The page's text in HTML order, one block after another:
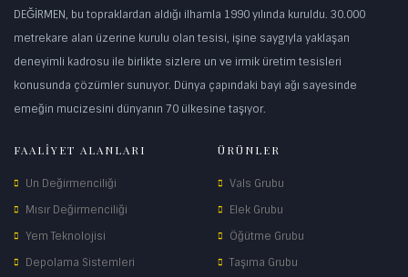
DEĞİRMEN, bu topraklardan aldığı ilhamla 1990 yılında kuruldu. 30.000
metrekare alan üzerine kurulu olan tesisi, işine saygıyla yaklaşan
deneyimli kadrosu ile birlikte sizlere un ve irmik üretim tesisleri
konusunda çözümler sunuyor. Dünya çapındaki bayi ağı sayesinde
emeğin mucizesini dünyanın 70 ülkesine taşıyor.
FAALİYET ALANLARI
Un Değirmenciliği
Mısır Değirmenciliği
Yem Teknolojisi
Depolama Sistemleri
ÜRÜNLER
Vals Grubu
Elek Grubu
Öğütme Grubu
Taşıma Grubu